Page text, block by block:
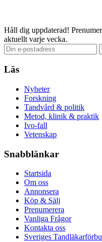
Håll dig uppdaterad!
aktuellt varje vecka.
Läs
Nyheter
Forskning
Tandvård & politik
Metod, klinik & praktik
Ivo-fall
Vetenskap
Snabblänkar
Startsida
Om oss
Annonsera
Köp & Sälj
Prenumerera
Vanliga Frågor
Kontakta oss
Sveriges